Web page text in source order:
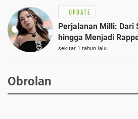
UPDATE
Perjalanan Milli: Dari
hingga Menjadi
sekitar 1 tahun lalu
Obrolan